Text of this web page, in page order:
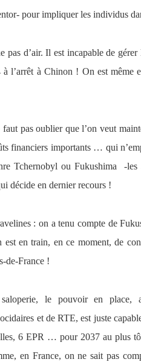
pour impliquer les individus
pas d’air. Il est incapable de
l’arrêt à Chinon ! On est même
pas oublier que l’on veut
financiers importants … qui
Tchernobyl ou Fukushima -les
décide en dernier recours !
: on a tenu compte de
en train, en ce moment, de
de-France !
le pouvoir en place,
et de RTE, est juste
6 EPR … pour 2037 au plus
en France, on ne sait pas